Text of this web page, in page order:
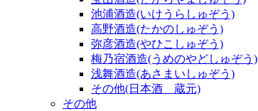
池浦酒造(いけうらしゅぞう)
高野酒造(たかのしゅぞう)
弥彦酒造(やひこしゅぞう)
梅乃宿酒造(うめのやどしゅぞう)
浅舞酒造(あさまいしゅぞう)
その他(日本酒 蔵元)
その他